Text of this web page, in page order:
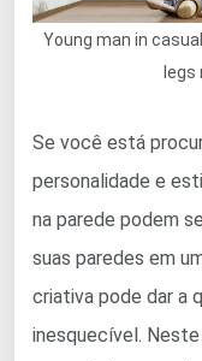
Young man in
legs
Se você está
personalidade e
na parede podem
suas paredes em
criativa pode dar a
inesquecível.